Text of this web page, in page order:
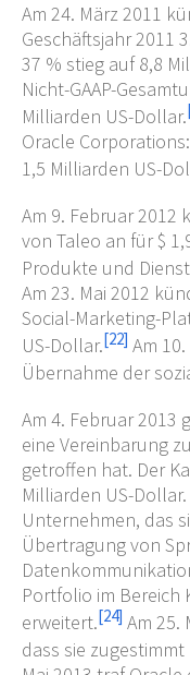
Am 24. März 2011
Geschäftsjahr 2011
37 % stieg auf 8,8
Nicht-GAAP-
Milliarden US-Dollar.
Oracle
1,5 Milliarden US-
Am 9. Februar 2012
von Taleo an für $
Produkte und
Am 23. Mai 2012
Social-Marketing-
US-Dollar.[22] Am
Übernahme der
Am 4. Februar 2013
eine Vereinbarung
getroffen hat. Der
Milliarden US-
Unternehmen, das
Übertragung von
Portfolio im
erweitert.[24] Am 25.
dass sie